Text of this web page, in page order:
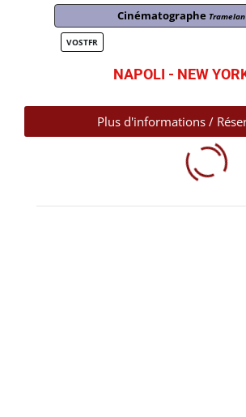
Cinématographe Tramelan
VOSTFR
NAPOLI - NEW
Plus d'informations /